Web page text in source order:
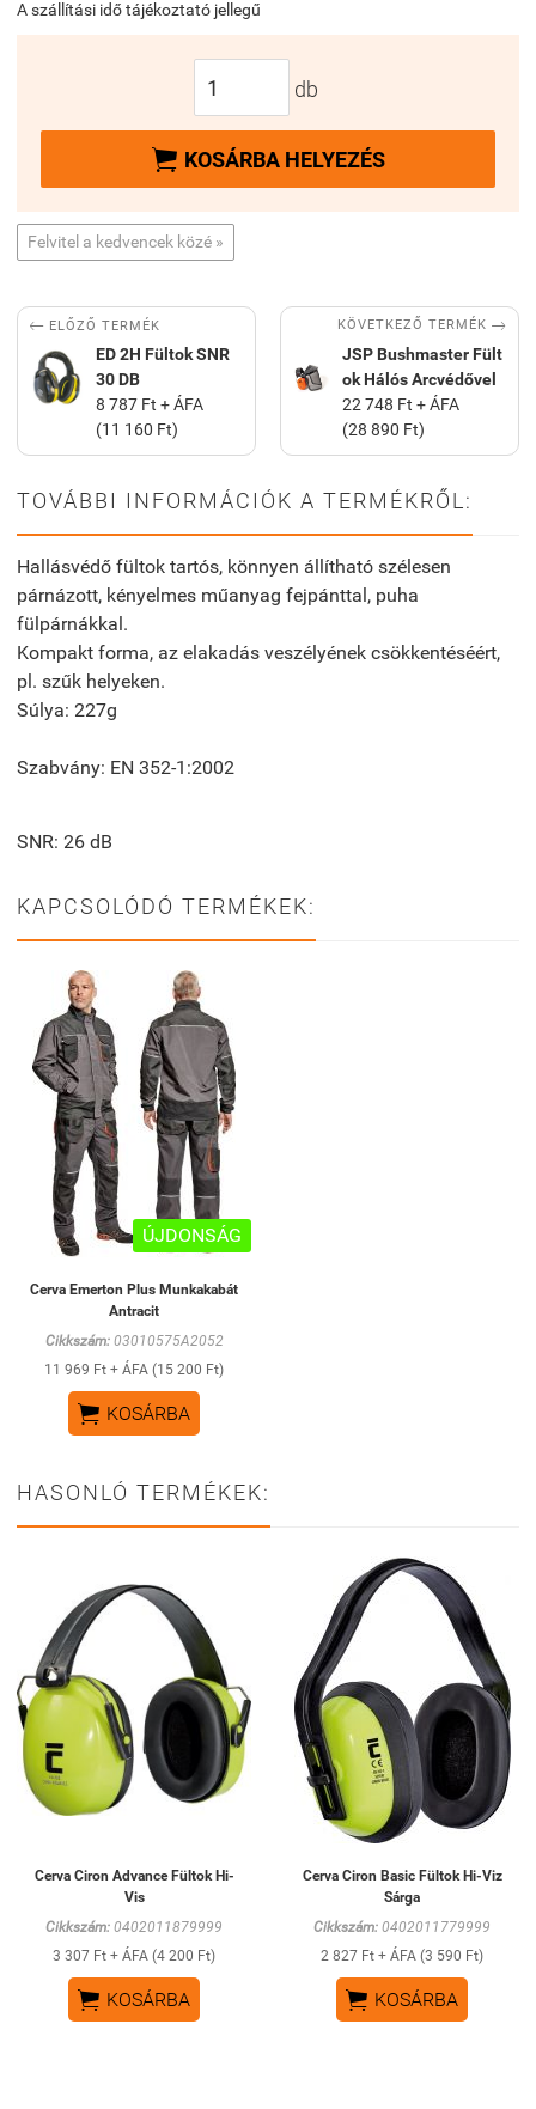
A szállítási idő tájékoztató jellegű
db
 KOSÁRBA HELYEZÉS
Felvitel a kedvencek közé »
 ELŐZŐ TERMÉK
ED 2H Fültok SNR
30 DB
8 787 Ft + ÁFA
(11 160 Ft)
KÖVETKEZŐ TERMÉK 
JSP Bushmaster Fült
ok Hálós Arcvédővel
22 748 Ft + ÁFA
(28 890 Ft)
TOVÁBBI INFORMÁCIÓK A TERMÉKRŐL:
Hallásvédő fültok tartós, könnyen állítható szélesen
párnázott, kényelmes műanyag fejpánttal, puha
fülpárnákkal.
Kompakt forma, az elakadás veszélyének csökkentéséért,
pl. szűk helyeken.
Súlya: 227g
Szabvány: EN 352-1:2002
SNR: 26 dB
KAPCSOLÓDÓ TERMÉKEK:
ÚJDONSÁG
Cerva Emerton Plus Munkakabát
Antracit
Cikkszám:03010575A2052
11 969 Ft + ÁFA (15 200 Ft)
 KOSÁRBA
HASONLÓ TERMÉKEK:
Cerva Ciron Advance Fültok Hi-
Vis
Cikkszám: 0402011879999
3 307 Ft + ÁFA (4 200 Ft)
 KOSÁRBA
Cerva Ciron Basic Fültok Hi-Viz
Sárga
Cikkszám: 0402011779999
2 827 Ft + ÁFA (3 590 Ft)
 KOSÁRBA